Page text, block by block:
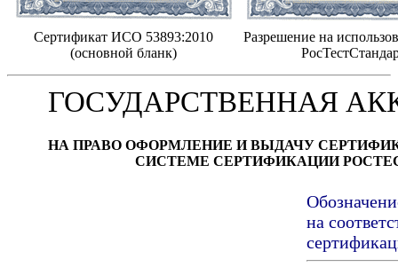
Сертификат ИСО 53893:2010
(основной бланк)
Разрешение на
ГОСУДАРСТВЕННАЯ
НА ПРАВО ОФОРМЛЕНИЕ И ВЫДАЧУ
СИСТЕМЕ СЕРТИФИКАЦИИ
на